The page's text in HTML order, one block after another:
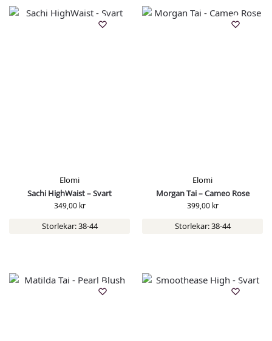
Elomi
Sachi HighWaist – Svart
349,00 kr
Storlekar: 38-44
Elomi
Morgan Tai – Cameo Rose
399,00 kr
Storlekar: 38-44